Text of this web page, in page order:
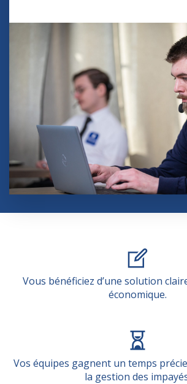
Vous bénéficiez d’une solution
économique.
Vos équipes gagnent un temps
la gestion des